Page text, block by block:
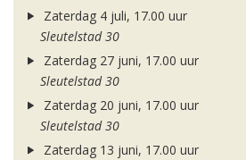
Zaterdag 4 juli, 17.00 uur
Sleutelstad 30
Zaterdag 27 juni, 17.00 uur
Sleutelstad 30
Zaterdag 20 juni, 17.00 uur
Sleutelstad 30
Zaterdag 13 juni, 17.00 uur